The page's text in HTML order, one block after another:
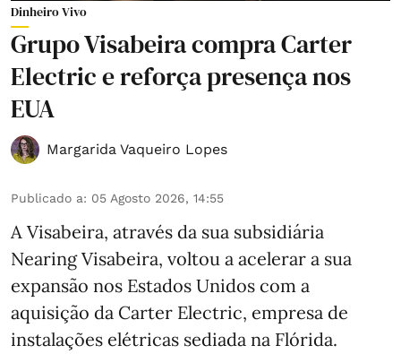
Dinheiro Vivo
Grupo Visabeira compra Carter
Electric e reforça presença nos
EUA
Margarida Vaqueiro Lopes
Publicado a: 05 Agosto 2026, 14:55
A Visabeira, através da sua subsidiária
Nearing Visabeira, voltou a acelerar a sua
expansão nos Estados Unidos com a
aquisição da Carter Electric, empresa de
instalações elétricas sediada na Flórida.